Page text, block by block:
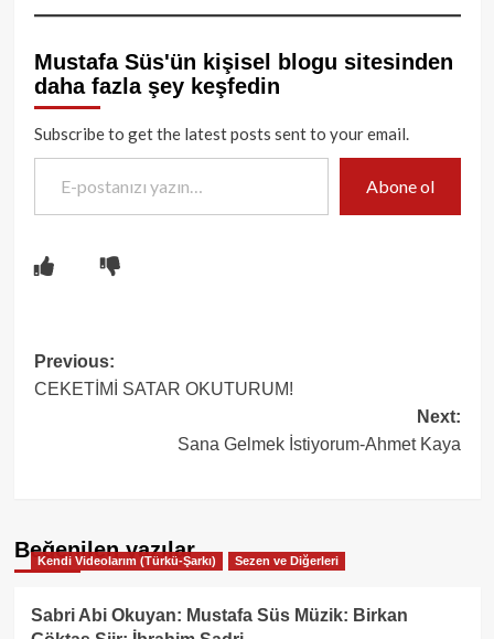
Mustafa Süs'ün kişisel blogu sitesinden
daha fazla şey keşfedin
Subscribe to get the latest posts sent to your email.
E-postanızı yazın…
Abone ol
Post
navigation
Previous:
CEKETİMİ SATAR OKUTURUM!
Next:
Sana Gelmek İstiyorum-Ahmet Kaya
Beğenilen yazılar
Kendi Videolarım (Türkü-Şarkı) Sezen ve Diğerleri
Sabri Abi Okuyan: Mustafa Süs Müzik: Birkan